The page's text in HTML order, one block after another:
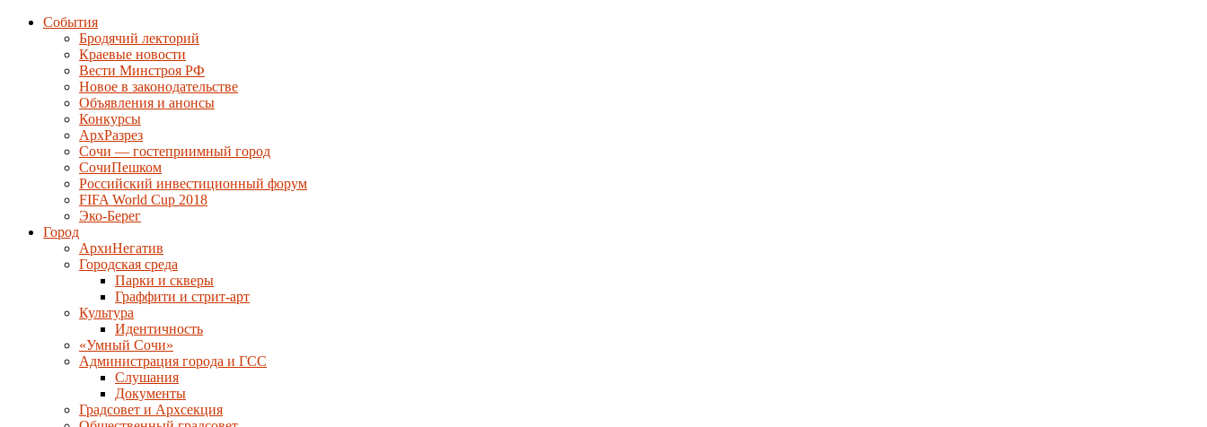
События
Бродячий лекторий
Краевые новости
Вести Минстроя РФ
Новое в законодательстве
Объявления и анонсы
Конкурсы
АрхРазрез
Сочи — гостеприимный город
СочиПешком
Российский инвестиционный форум
FIFA World Cup 2018
Эко-Берег
Город
АрхиНегатив
Городская среда
Парки и скверы
Граффити и стрит-арт
Культура
Идентичность
«Умный Сочи»
Администрация города и ГСС
Слушания
Документы
Градсовет и Архсекция